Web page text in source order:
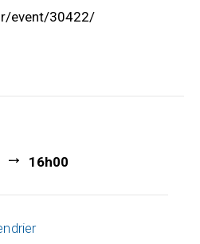
event/30422/
16h00